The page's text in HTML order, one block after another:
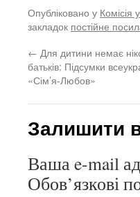
Опубліковано у Комісія
закладок постійне
← Для дитини немає
батьків: Підсумки
«Сім’я-Любов»
Залишити
Ваша e-mail
Обов’язкові